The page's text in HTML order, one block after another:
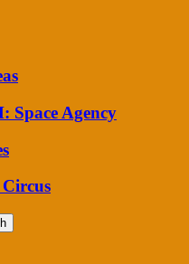
Space Agency